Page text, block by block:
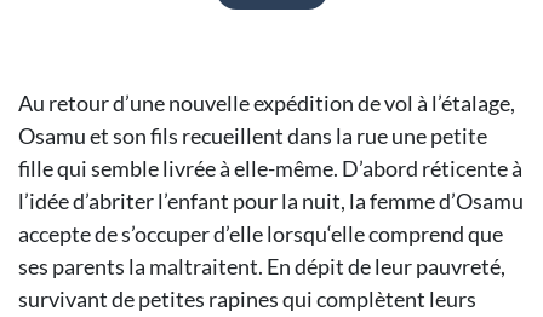
Au retour d’une nouvelle expédition de vol à l’étalage,
Osamu et son fils recueillent dans la rue une petite
fille qui semble livrée à elle-même. D’abord réticente à
l’idée d’abriter l’enfant pour la nuit, la femme d’Osamu
accepte de s’occuper d’elle lorsqu‘elle comprend que
ses parents la maltraitent. En dépit de leur pauvreté,
survivant de petites rapines qui complètent leurs